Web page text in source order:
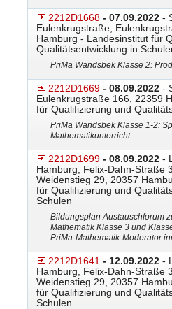
2212D1668 - 07.09.2022 -
Eulenkrugstraße,
Hamburg - Landesinstitut für
Qualitätsentwicklung in
PriMa Wandsbek Klasse 2:
2212D1669 - 08.09.2022 -
Eulenkrugstraße 166, 22359
für Qualifizierung und
PriMa Wandsbek Klasse 1-2:
Mathematikunterricht
2212D1699 - 08.09.2022 -
Hamburg, Felix-Dahn-Straße
Weidenstieg 29, 20357
für Qualifizierung und
Schulen
Bildungsplan Austauschforum
Mathematik Klasse 3 und
PriMa-Mathematik-Moderator
2212D1641 - 12.09.2022 -
Hamburg, Felix-Dahn-Straße
Weidenstieg 29, 20357
für Qualifizierung und
Schulen